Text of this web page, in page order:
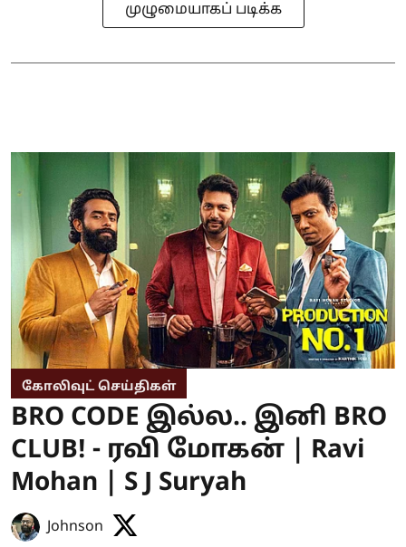
முழுமையாகப் படிக்க
கோலிவுட் செய்திகள்
BRO CODE இல்ல.. இனி BRO
CLUB! - ரவி மோகன் | Ravi
Mohan | S J Suryah
Johnson